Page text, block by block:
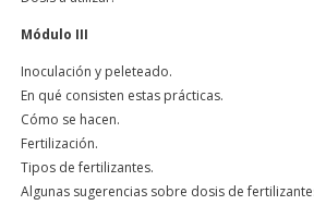
Módulo III
Inoculación y peleteado.
En qué consisten estas prácticas.
Cómo se hacen.
Fertilización.
Tipos de fertilizantes.
Algunas sugerencias sobre dosis de